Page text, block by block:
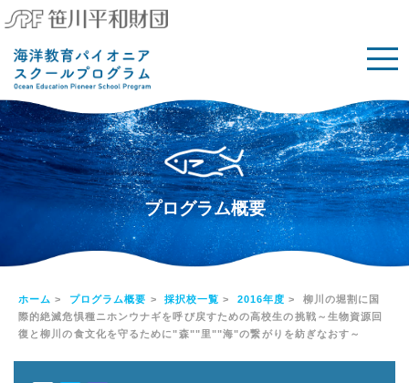
プログラム概要
ホーム > プログラム概要 > 採択校一覧 > 2016年度 > 柳川の堀割に国
際的絶滅危惧種ニホンウナギを呼び戻すための高校生の挑戦～生物資源回
復と柳川の食文化を守るために"森""里""海"の繋がりを紡ぎなおす～